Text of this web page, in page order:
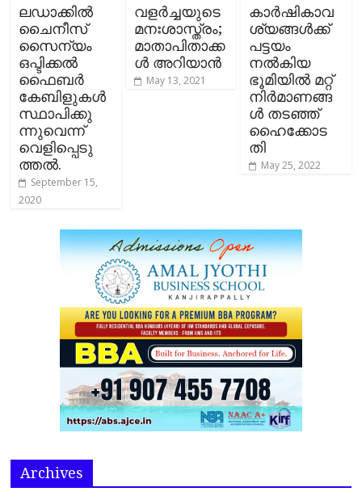
ലഡാക്കിൽ
ചൈനീസ്
സൈന്യം
ഒപ്ടിക്കല്‍
ഫൈബര്‍
കേബിളുകള്‍
സ്ഥാപിക്കു
ന്നുവെന്ന്
വെളിപ്പെടു
ത്തല്‍.
September 15,
2020
വളര്‍ച്ചയുടെ
മനഃശാസ്ത്രം;
മാതാപിതാക്ക
ൾ അറിയാൻ
May 13, 2021
കാര്‍ഷികാവ
ശ്യങ്ങള്‍ക്ക്
പട്ടയം
നല്‍കിയ
ഭൂമിയില്‍ മറ്റ്
നിര്‍മാണങ്ങ
ള്‍ തടഞ്ഞ്
ഹൈക്കോട
തി
May 25, 2022
Archives